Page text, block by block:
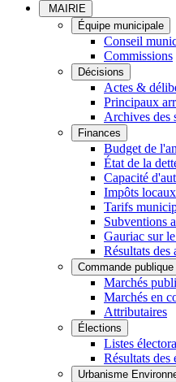
MAIRIE
Équipe municipale
Conseil
Commissions
Décisions
Actes &
Principaux
Archives des
Finances
Budget de
État de la
Capacité
Impôts locaux
Tarifs
Subventions
Gauriac sur
Résultats des
Commande publique
Marchés
Marchés en
Attributaires
Élections
Listes
Résultats des
Urbanisme